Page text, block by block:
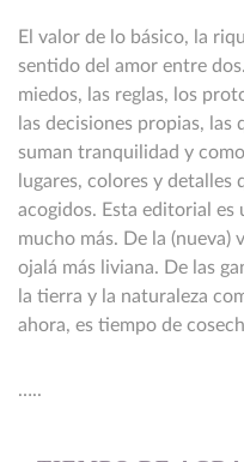
El valor de lo básico, la
sentido del amor entre
miedos, las reglas, los
las decisiones propias, las
suman tranquilidad y
lugares, colores y detalles
acogidos. Esta editorial es
mucho más. De la (nueva)
ojalá más liviana. De las
la tierra y la naturaleza
ahora, es tiempo de
…..